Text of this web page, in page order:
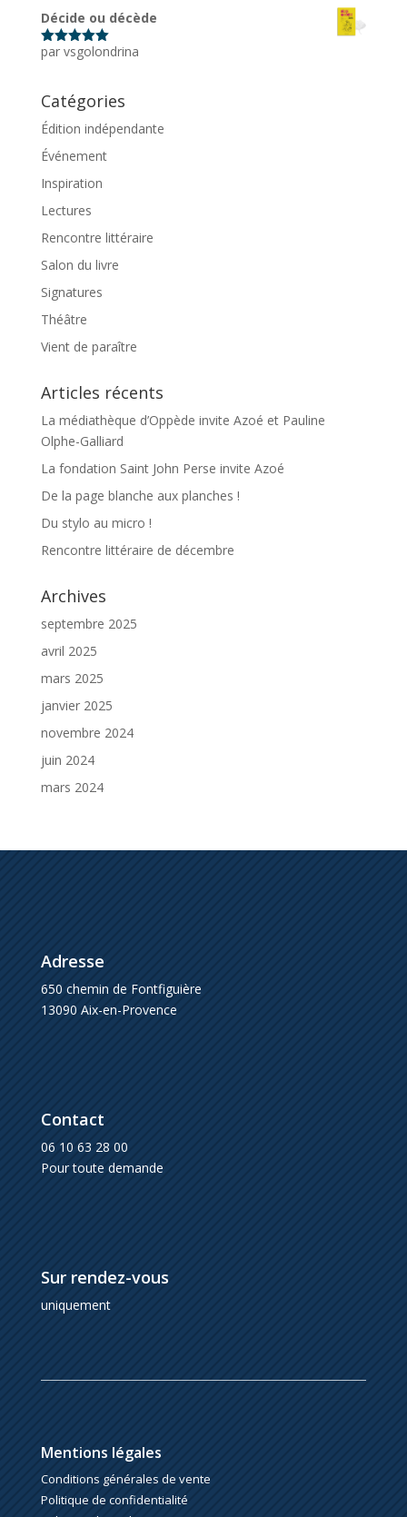
Décide ou décède
Note5sur
par vsgolondrina
Catégories
Édition indépendante
Événement
Inspiration
Lectures
Rencontre littéraire
Salon du livre
Signatures
Théâtre
Vient de paraître
Articles récents
La médiathèque d’Oppède invite Azoé et Pauline
Olphe-Galliard
La fondation Saint John Perse invite Azoé
De la page blanche aux planches !
Du stylo au micro !
Rencontre littéraire de décembre
Archives
septembre 2025
avril 2025
mars 2025
janvier 2025
novembre 2024
juin 2024
mars 2024
Adresse
650 chemin de Fontfiguière
13090 Aix-en-Provence
Contact
06 10 63 28 00
Pour toute demande
Sur rendez-vous
uniquement
Mentions légales
Conditions générales de vente
Politique de confidentialité